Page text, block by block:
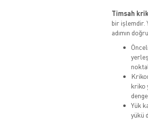
Timsah
bir işlemdir.
adımın
kriko
Yük
yükü